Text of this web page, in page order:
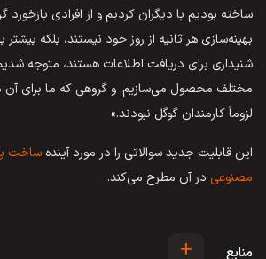
ساخته بودیم با دیگران کردیم و از افرادی بازخورد
بهینه‌سازی هر ثانیه از روز خود نیستند، بلکه بیشتر
شنیداری برای دریافت اطلاعات هستند، متوجه
مختلف محصول می‌سازیم. و گروهی که ما برای
لزوماً کارمندان گوگل نبودند.»
این قابلیت جدید سوالاتی را در مورد آینده ساخت
مصنوعی در آن مطرح می‌کند.
منابع +